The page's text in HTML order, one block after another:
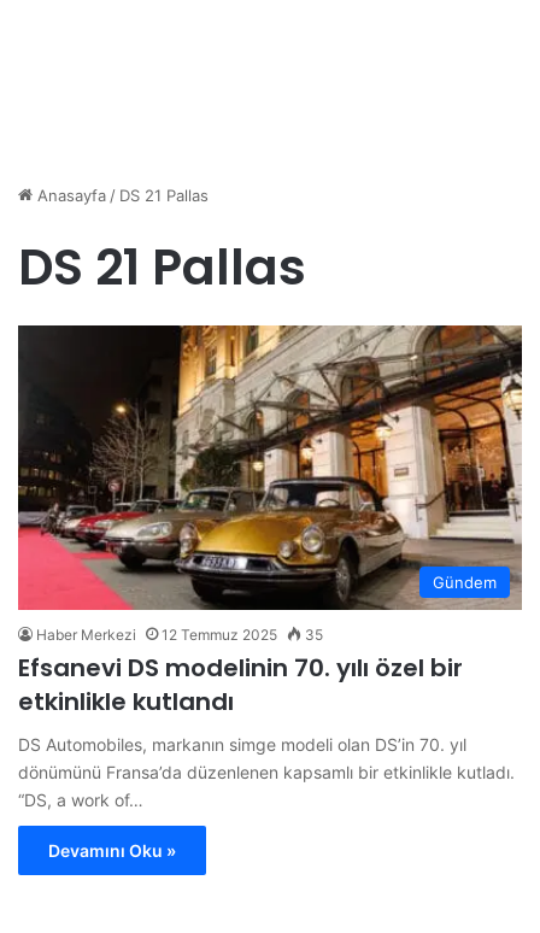
Anasayfa/ DS 21 Pallas
DS 21 Pallas
Gündem
Haber Merkezi 12 Temmuz 2025 35
Efsanevi DS modelinin 70. yılı özel bir
etkinlikle kutlandı
DS Automobiles, markanın simge modeli olan DS’in 70. yıl
dönümünü Fransa’da düzenlenen kapsamlı bir etkinlikle kutladı.
“DS, a work of…
Devamını Oku »